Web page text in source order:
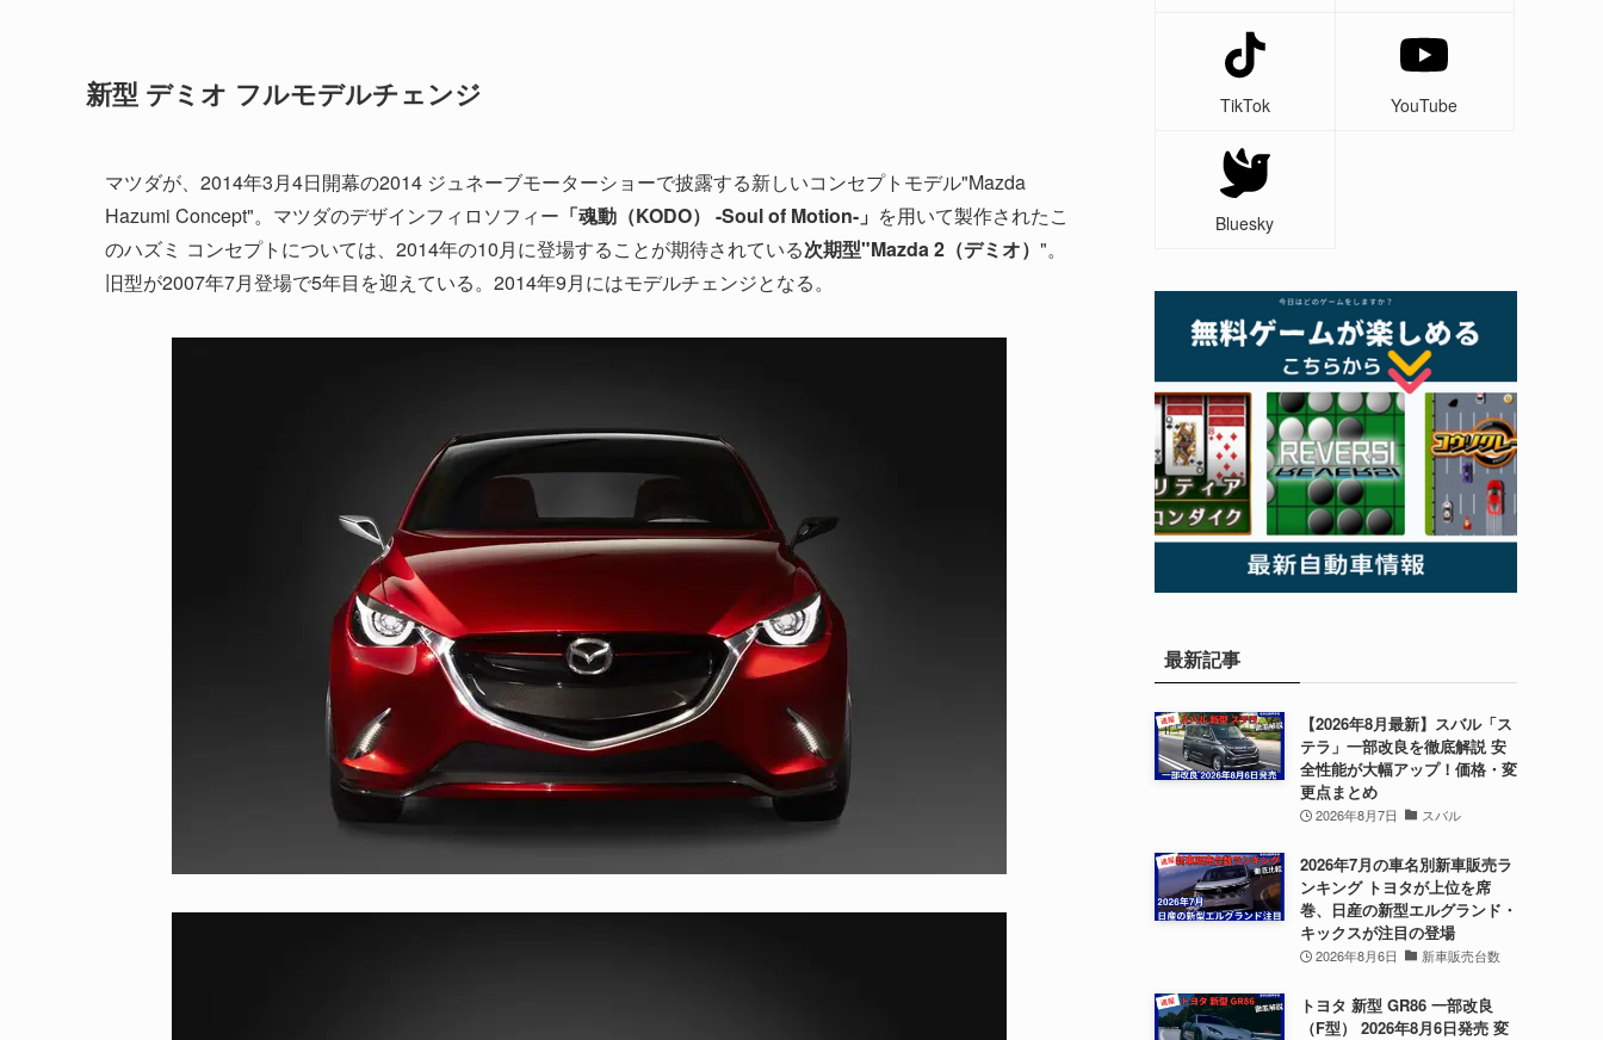
新型 デミオ フルモデルチェンジ
マツダが、2014年3月4日開幕の2014 ジュネーブモーターショーで披露する新しいコンセプトモデル"Mazda
Hazumi Concept"。マツダのデザインフィロソフィー 「魂動（KODO） -Soul of Motion-」 を用いて製作されたこ
のハズミ コンセプトについては、2014年の10月に登場することが期待されている次期型"Mazda 2（デミオ） "。
旧型が2007年7月登場で5年目を迎えている。2014年9月にはモデルチェンジとなる。
TikTok YouTube
Bluesky
最新記事
【2026年8月最新】スバル「ス
テラ」一部改良を徹底解説 安
全性能が大幅アップ！価格・変
更点まとめ
2026年8月7日 スバル
2026年7月の車名別新車販売ラ
ンキング トヨタが上位を席
巻、日産の新型エルグランド・
キックスが注目の登場
2026年8月6日 新車販売台数
トヨタ 新型 GR86 一部改良
（F型） 2026年8月6日発売 変